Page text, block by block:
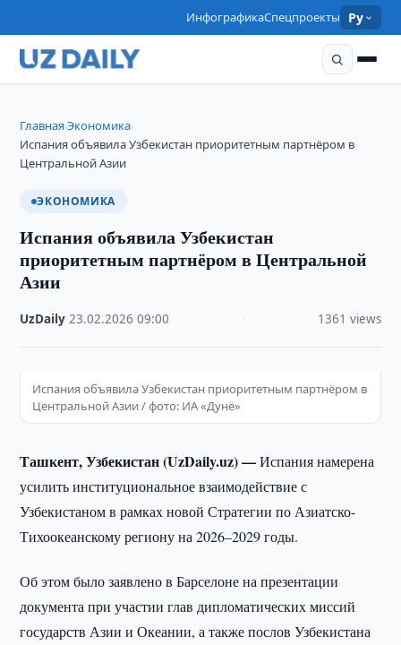
ИнфографикаСпецпроекты Ру
Главная›Экономика›
Испания объявила Узбекистан приоритетным партнёром в
Центральной Азии
ЭКОНОМИКА
Испания объявила Узбекистан
приоритетным партнёром в Центральной
Азии
UzDaily ·23.02.2026 ·09:00 1361 views
Испания объявила Узбекистан приоритетным партнёром в
Центральной Азии / фото: ИА «Дунё»
Ташкент, Узбекистан (UzDaily.uz) —Испания намерена
усилить институциональное взаимодействие с
Узбекистаном в рамках новой Стратегии по Азиатско-
Тихоокеанскому региону на 2026–2029 годы.
Об этом было заявлено в Барселоне на презентации
документа при участии глав дипломатических миссий
государств Азии и Океании, а также послов Узбекистана